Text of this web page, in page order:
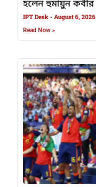
হলেন হুমায়ুন কবীর
IPT Desk August 6, 2026
Read Now »